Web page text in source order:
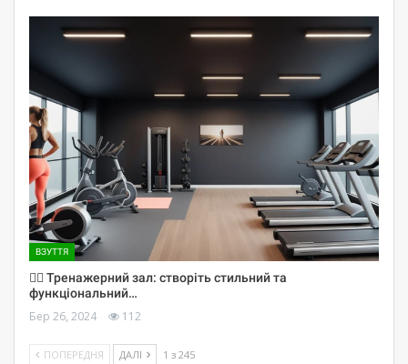
ВЗУТТЯ
🏋️‍♀️ Тренажерний зал: створіть стильний та
функціональний…
Бер 26, 2024 112
ПОПЕРЕДНЯ ДАЛІ 1 з 245